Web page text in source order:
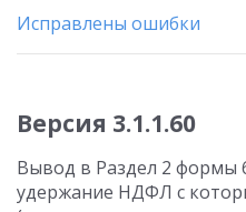
Исправлены ошибки
Версия 3.1.1.60
Вывод в Раздел 2
удержание НДФЛ с